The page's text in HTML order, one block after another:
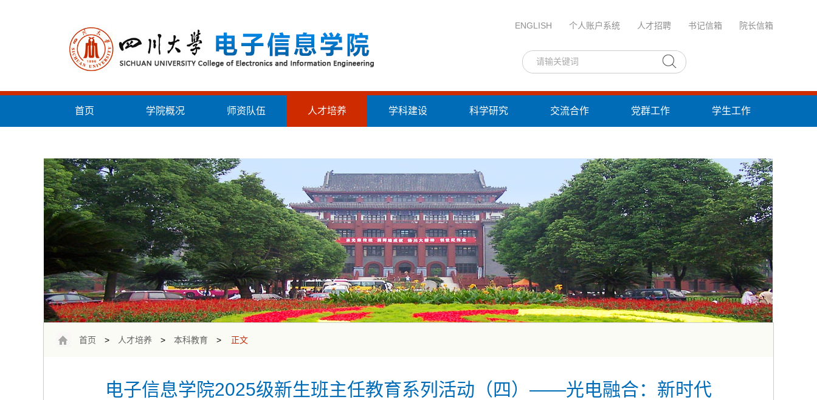
ENGLISH 个人账户系统 人才招聘 书记信箱 院长信箱
首页 学院概况 师资队伍 人才培养 学科建设 科学研究 交流合作 党群工作 学生工作
首页 > 人才培养 > 本科教育 > 正文
电子信息学院2025级新生班主任教育系列活动（四）——光电融合：新时代